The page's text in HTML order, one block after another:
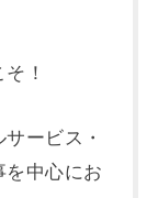
！
ービス・
を中心にお